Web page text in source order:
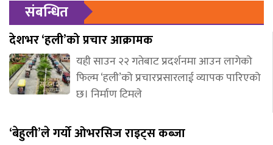
संबन्धित
देशभर ‘हली’को प्रचार आक्रामक
यही साउन २२ गतेबाट प्रदर्शनमा आउन लागेको
फिल्म ‘हली’को प्रचारप्रसारलाई व्यापक पारिएको
छ। निर्माण टिमले
‘बेहुली’ले गर्यो ओभरसिज राइट्स कब्जा